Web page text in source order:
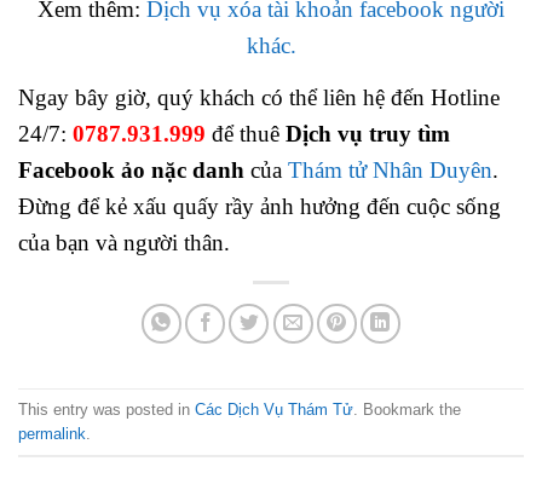
Xem thêm: Dịch vụ xóa tài khoản facebook người
khác.
Ngay bây giờ, quý khách có thể liên hệ đến Hotline
24/7: 0787.931.999 để thuê Dịch vụ truy tìm
Facebook ảo nặc danh của Thám tử Nhân Duyên.
Đừng để kẻ xấu quấy rầy ảnh hưởng đến cuộc sống
của bạn và người thân.
This entry was posted in Các Dịch Vụ Thám Tử . Bookmark the
permalink